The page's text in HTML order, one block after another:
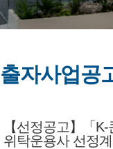
출자사업공
【선정공고】「
위탁운용사 선정